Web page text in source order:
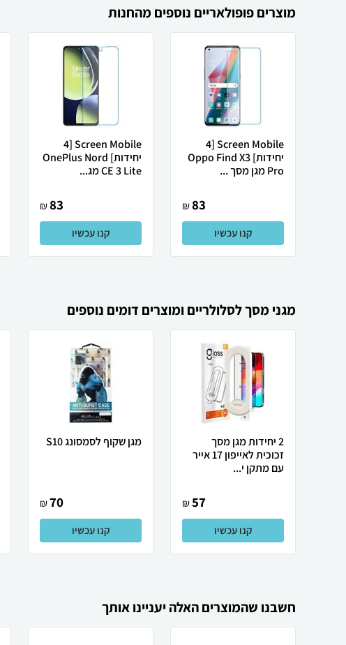
מוצרים פופולאריים נוספים מהחנות
Screen Mobile [4
יחידות] Oppo Find X3
Pro מגן מסך ...
83
₪
קנו עכשיו
Screen Mobile [4
יחידות] OnePlus Nord
CE 3 Lite מג...
83
₪
קנו עכשיו
מגני מסך לסלולריים ומוצרים דומים נוספים
2 יחידות מגן מסך
זכוכית לאייפון 17 אייר
עם מתקן י...
57
₪
קנו עכשיו
מגן שקוף לסמסונג S10
70
₪
קנו עכשיו
חשבנו שהמוצרים האלה יעניינו אותך